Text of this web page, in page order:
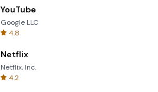
YouTube
Google LLC
4.8
Netflix
Netflix, Inc.
4.2